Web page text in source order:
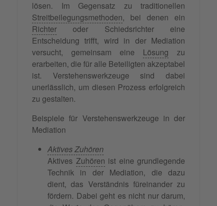
lösen. Im Gegensatz zu traditionellen
Streitbeilegungsmethoden, bei denen ein
Richter oder Schiedsrichter eine
Entscheidung trifft, wird in der Mediation
versucht, gemeinsam eine Lösung zu
erarbeiten, die für alle Beteiligten akzeptabel
ist. Verstehenswerkzeuge sind dabei
unerlässlich, um diesen Prozess erfolgreich
zu gestalten.
Beispiele für Verstehenswerkzeuge in der
Mediation
Aktives Zuhören
Aktives Zuhören ist eine grundlegende
Technik in der Mediation, die dazu
dient, das Verständnis füreinander zu
fördern. Dabei geht es nicht nur darum,